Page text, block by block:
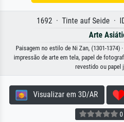
1692 · Tinte auf Seide ·
Arte
Paisagem no estilo de Ni Zan, (1301-1374)
impressão de arte em tela, papel de
revestido ou papel
Visualizar em 3D/AR
0